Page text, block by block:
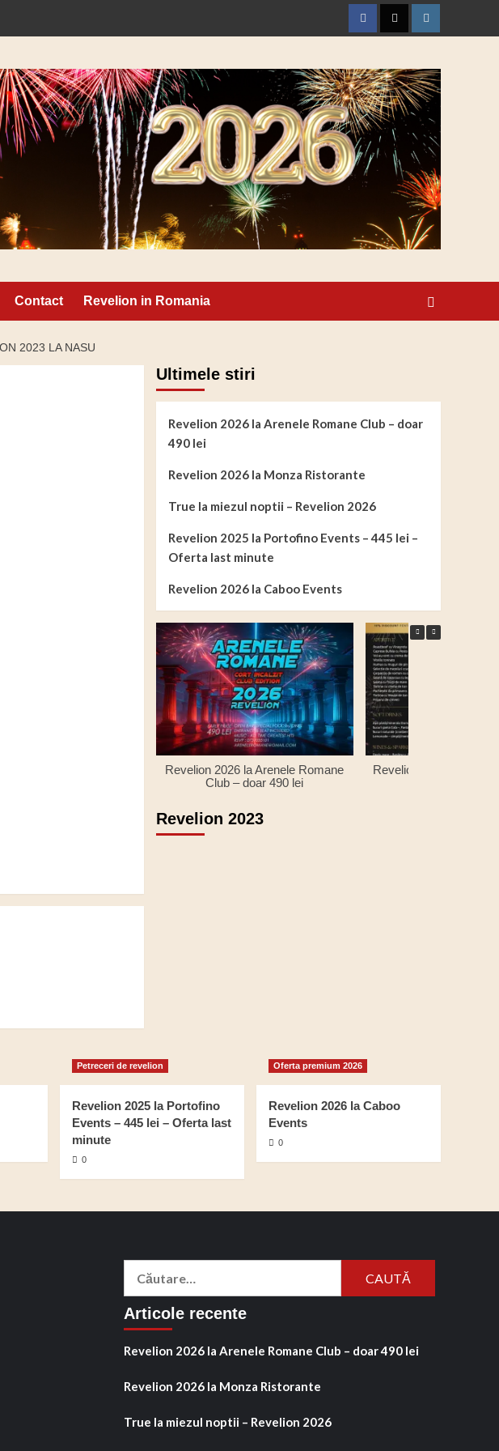
FacebookTwitterInstagram
Contact Revelion in Romania
2023 LA NASU
Ultimele stiri
Revelion 2026 la Arenele Romane Club – doar
490 lei
Revelion 2026 la Monza Ristorante
True la miezul noptii – Revelion 2026
Revelion 2025 la Portofino Events – 445 lei –
Oferta last minute
Revelion 2026 la Caboo Events
Revelion 2026 la Arenele Romane
Club – doar 490 lei
Revelion 2026 la
Revelion 2023
Petreceri de revelion
Revelion 2025 la Portofino
Events – 445 lei – Oferta last
minute
0
Oferta premium 2026
Revelion 2026 la Caboo
Events
0
Caută
Articole recente
Revelion 2026 la Arenele Romane Club – doar 490 lei
Revelion 2026 la Monza Ristorante
True la miezul noptii – Revelion 2026